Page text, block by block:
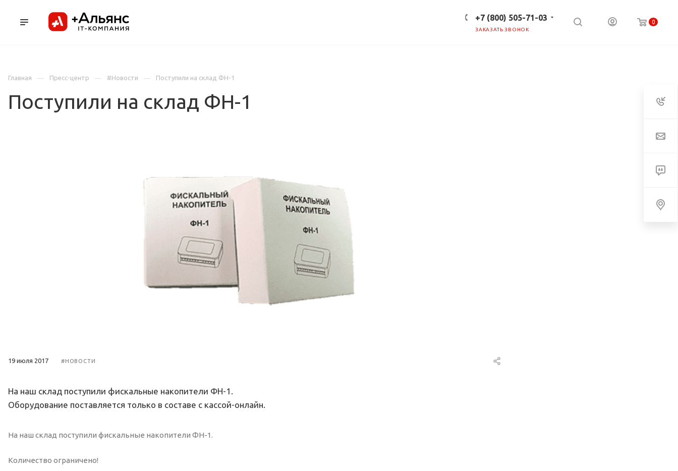
0
+7 (800) 505-71-03
ЗАКАЗАТЬ ЗВОНОК
Главная
Пресс-центр #Новости Поступили на склад ФН-1
Поступили на склад ФН-1
19 июля 2017 #НОВОСТИ
На наш склад поступили фискальные накопители ФН-1.
Оборудование поставляется только в составе с кассой-онлайн.
На наш склад поступили фискальные накопители ФН-1.
Количество ограничено!